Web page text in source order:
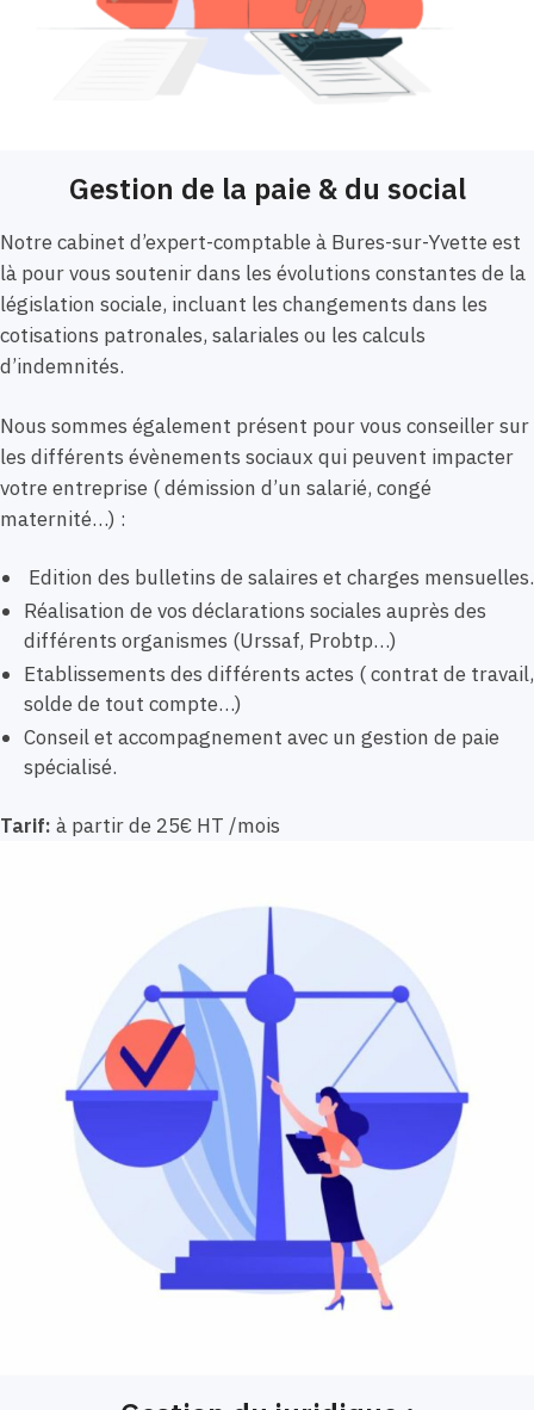
Gestion de la paie & du social
Notre cabinet d’expert-comptable à Bures-sur-Yvette est
là pour vous soutenir dans les évolutions constantes de la
législation sociale, incluant les changements dans les
cotisations patronales, salariales ou les calculs
d’indemnités.
Nous sommes également présent pour vous conseiller sur
les différents évènements sociaux qui peuvent impacter
votre entreprise ( démission d’un salarié, congé
maternité…) :
Edition des bulletins de salaires et charges mensuelles.
Réalisation de vos déclarations sociales auprès des
différents organismes (Urssaf, Probtp…)
Etablissements des différents actes ( contrat de travail,
solde de tout compte…)
Conseil et accompagnement avec un gestion de paie
spécialisé.
Tarif: à partir de 25€ HT /mois